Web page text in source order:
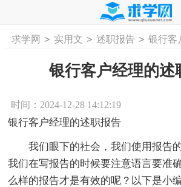
首页 工作计划 活动计划
求学网 > 实用文 > 述职报告 > 银行客
银行客户经理的述
时间：2024-12-28 14:12:19
银行客户经理的述职报告
我们眼下的社会，我们使用报告的
我们在写报告的时候要注意语言要准
么样的报告才是有效的呢？以下是小